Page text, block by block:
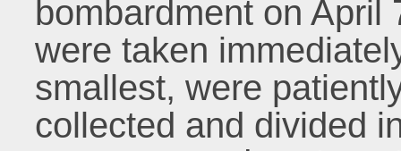
bombardment on April
were taken
smallest, were
collected and divided